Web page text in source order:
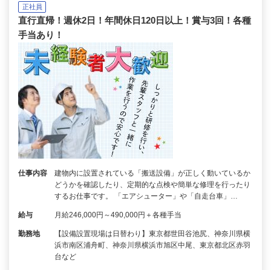
正社員
直行直帰！週休2日！年間休日120日以上！賞与3回！各種
手当あり！
仕事内容
建物内に設置されている「搬送設備」が正しく動いているか
どうかを確認したり、定期的な点検や簡単な修理を行ったり
するお仕事です。 「エアシューター」や「自走台車」…
給与 月給246,000円～490,000円＋各種手当
勤務地
【設備設置現場は日替わり】東京都世田谷池尻、神奈川県横
浜市南区浦舟町、神奈川県横浜市旭区中尾、東京都北区赤羽
台など